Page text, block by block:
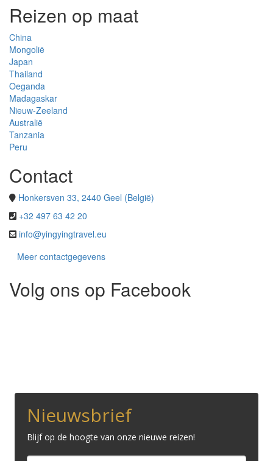
Reizen op maat
China
Mongolië
Japan
Thailand
Oeganda
Madagaskar
Nieuw-Zeeland
Australië
Tanzania
Peru
Contact
Honkersven 33, 2440 Geel (België)
+32 497 63 42 20
info@yingyingtravel.eu
Meer contactgegevens
Volg ons op Facebook
Nieuwsbrief
Blijf op de hoogte van onze nieuwe reizen!